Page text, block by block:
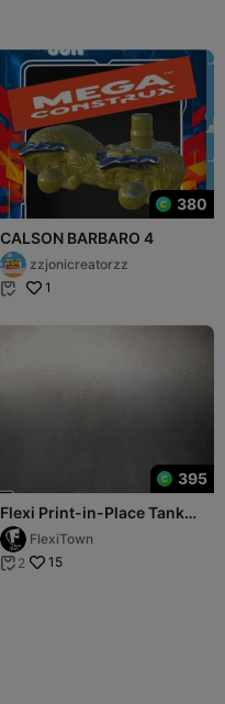
380
CALSON BARBARO 4
zzjonicreatorzz
 1
395
Flexi Print-in-Place Tank
TurtleFlexiTown
 2 15